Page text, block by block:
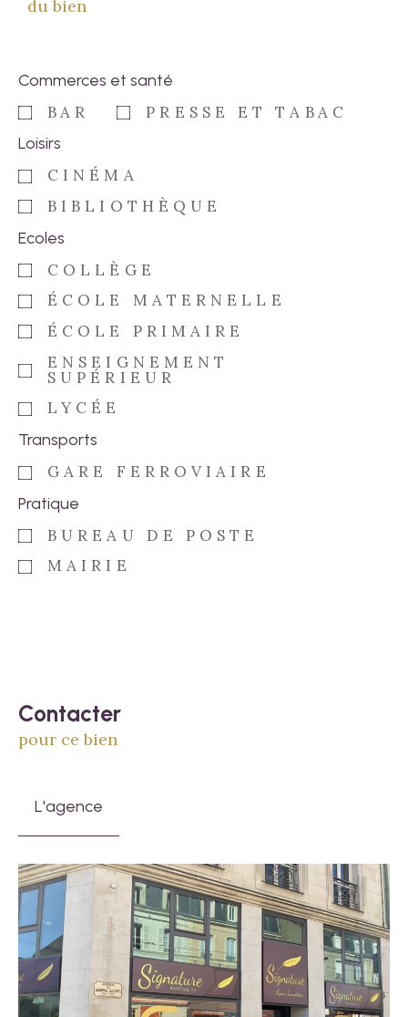
du bien
Commerces et santé
BAR
PRESSE ET TABAC
Loisirs
CINÉMA
BIBLIOTHÈQUE
Ecoles
COLLÈGE
ÉCOLE MATERNELLE
ÉCOLE PRIMAIRE
ENSEIGNEMENT
SUPÉRIEUR
LYCÉE
Transports
GARE FERROVIAIRE
Pratique
BUREAU DE POSTE
MAIRIE
Contacter
pour ce bien
L'agence